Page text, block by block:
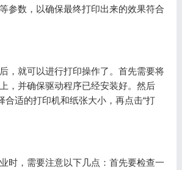
参数，以确保最终打印出来的效果符合
，就可以进行打印操作了。首先需要将
，并确保驱动程序已经安装好。然后
合适的打印机和纸张大小，再点击“打
时，需要注意以下几点：首先要检查一